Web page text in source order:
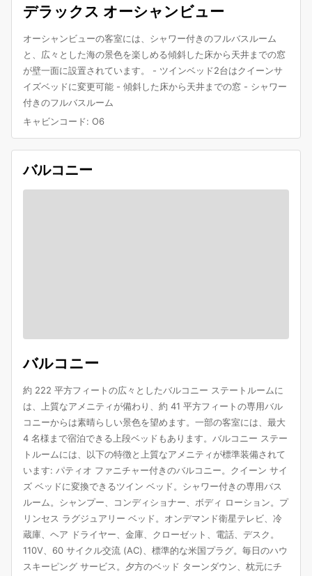
デラックス オーシャンビュー
オーシャンビューの客室には、シャワー付きのフルバスルーム
と、広々とした海の景色を楽しめる傾斜した床から天井までの窓
が壁一面に設置されています。 - ツインベッド2台はクイーンサ
イズベッドに変更可能 - 傾斜した床から天井までの窓 - シャワー
付きのフルバスルーム
キャビンコード: O6
バルコニー
バルコニー
約 222 平方フィートの広々としたバルコニー ステートルームに
は、上質なアメニティが備わり、約 41 平方フィートの専用バル
コニーからは素晴らしい景色を望めます。一部の客室には、最大
4 名様まで宿泊できる上段ベッドもあります。バルコニー ステー
トルームには、以下の特徴と上質なアメニティが標準装備されて
います: パティオ ファニチャー付きのバルコニー。クイーン サイ
ズ ベッドに変換できるツイン ベッド。シャワー付きの専用バス
ルーム。シャンプー、コンディショナー、ボディ ローション。プ
リンセス ラグジュアリー ベッド。オンデマンド衛星テレビ、冷
蔵庫、ヘア ドライヤー、金庫、クローゼット、電話、デスク。
110V、60 サイクル交流 (AC)、標準的な米国プラグ。毎日のハウ
スキーピング サービス。夕方のベッド ターンダウン、枕元にチ